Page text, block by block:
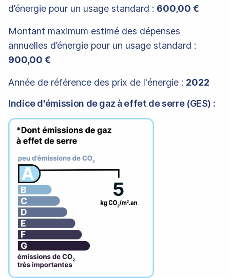
d’énergie pour un usage standard : 600,00 €
Montant maximum estimé des dépenses
annuelles d’énergie pour un usage standard :
900,00 €
Année de référence des prix de l'énergie : 2022
Indice d'émission de gaz à effet de serre (GES) :
5